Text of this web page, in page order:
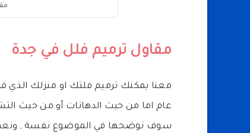
مقاول ترميم فلل في جدة
معنا يمكنك ترميم فلتك او منزلك الذي
عام اما من حيث الدهانات أو من حيث
سوف نوضحها في الموضوع نفسة ,